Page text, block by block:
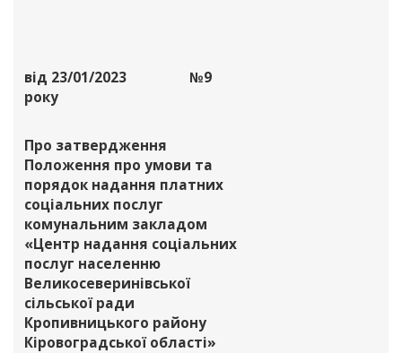
від 23/01/2023
року
№9
Про затвердження
Положення про умови та
порядок надання платних
соціальних послуг
комунальним закладом
«Центр надання соціальних
послуг населенню
Великосеверинівської
сільської ради
Кропивницького району
Кіровоградської області»